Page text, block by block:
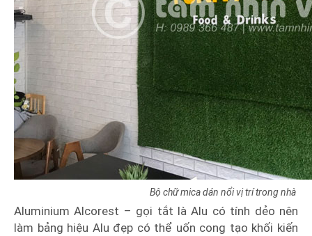
Bộ chữ mica dán nổi vị trí trong nhà
Aluminium Alcorest – gọi tắt là Alu có tính dẻo nên
làm bảng hiệu Alu đẹp có thể uốn cong tạo khối kiến